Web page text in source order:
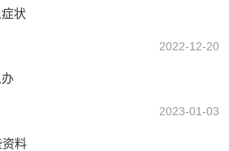
状
2022-12-20
2023-01-03
料